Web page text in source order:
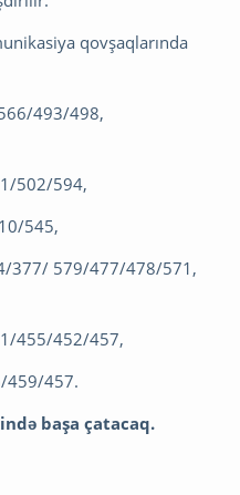
qovşaqlarında
493/498,
502/594,
545,
377/ 579/477/478/571,
455/452/457,
459/457.
başa çatacaq.